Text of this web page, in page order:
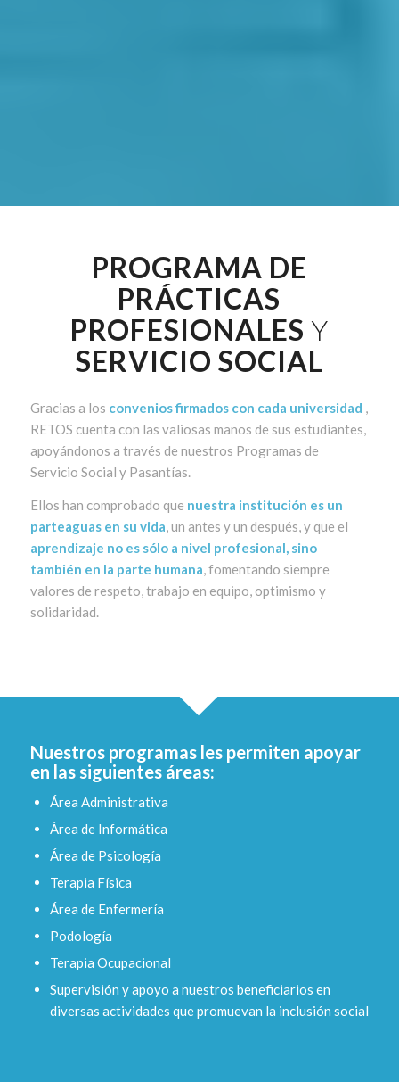
PROGRAMA DE
PRÁCTICAS
PROFESIONALES Y
SERVICIO SOCIAL
Gracias a los convenios firmados con cada universidad ,
RETOS cuenta con las valiosas manos de sus estudiantes,
apoyándonos a través de nuestros Programas de
Servicio Social y Pasantías.
Ellos han comprobado que nuestra institución es un
parteaguas en su vida , un antes y un después, y que el
aprendizaje no es sólo a nivel profesional, sino
también en la parte humana , fomentando siempre
valores de respeto, trabajo en equipo, optimismo y
solidaridad.
Nuestros programas les permiten apoyar
en las siguientes áreas:
Área Administrativa
Área de Informática
Área de Psicología
Terapia Física
Área de Enfermería
Podología
Terapia Ocupacional
Supervisión y apoyo a nuestros beneficiarios en
diversas actividades que promuevan la inclusión social